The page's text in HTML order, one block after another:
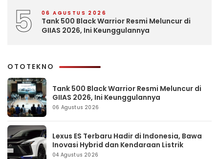
5 06 AGUSTUS 2026
Tank 500 Black Warrior Resmi Meluncur di
GIIAS 2026, Ini Keunggulannya
OTOTEKNO
Tank 500 Black Warrior Resmi Meluncur di
GIIAS 2026, Ini Keunggulannya
06 Agustus 2026
Lexus ES Terbaru Hadir di Indonesia, Bawa
Inovasi Hybrid dan Kendaraan Listrik
04 Agustus 2026